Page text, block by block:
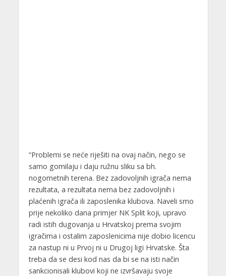
“Problemi se neće riješiti na ovaj način, nego se
samo gomilaju i daju ružnu sliku sa bh.
nogometnih terena. Bez zadovoljnih igrača nema
rezultata, a rezultata nema bez zadovoljnih i
plaćenih igrača ili zaposlenika klubova. Naveli smo
prije nekoliko dana primjer NK Split koji, upravo
radi istih dugovanja u Hrvatskoj prema svojim
igračima i ostalim zaposlenicima nije dobio licencu
za nastup ni u Prvoj ni u Drugoj ligi Hrvatske. Šta
treba da se desi kod nas da bi se na isti način
sankcionisali klubovi koji ne izvršavaju svoje